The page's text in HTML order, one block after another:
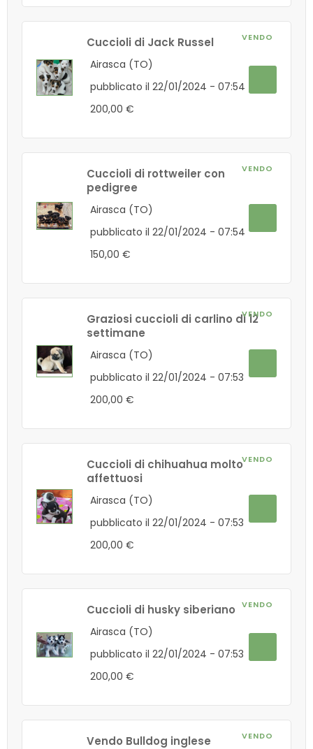
VENDO
Cuccioli di Jack Russel
Airasca (TO)
pubblicato il 22/01/2024 - 07:54
200,00 €
VENDO
Cuccioli di rottweiler con
pedigree
Airasca (TO)
pubblicato il 22/01/2024 - 07:54
150,00 €
VENDO
Graziosi cuccioli di carlino di 12
settimane
Airasca (TO)
pubblicato il 22/01/2024 - 07:53
200,00 €
VENDO
Cuccioli di chihuahua molto
affettuosi
Airasca (TO)
pubblicato il 22/01/2024 - 07:53
200,00 €
VENDO
Cuccioli di husky siberiano
Airasca (TO)
pubblicato il 22/01/2024 - 07:53
200,00 €
VENDO
Vendo Bulldog inglese